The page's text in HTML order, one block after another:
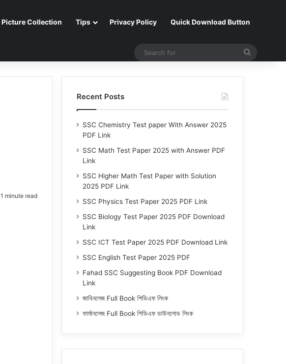
Picture Collection Tips Privacy Policy Quick Download Button
1 minute read
Recent Posts
SSC Chemistry Test paper With Answer 2025
PDF Link
SSC Math Test Paper 2025 with Answer PDF
Link
SSC Higher Math Test Paper with Solution
2025 PDF Link
SSC Physics Test Paper 2025 PDF Link
SSC Biology Test Paper 2025 PDF Download
Link
SSC ICT Test Paper 2025 PDF Download Link
SSC English Test Paper 2025 PDF
Fahad SSC Suggesting Book PDF Download
Link
জাবিনলেজ Full Book পিডিএফ লিংক
ফার্মানলেজ Full Book পিডিএফ ডাউনলোড লিংক